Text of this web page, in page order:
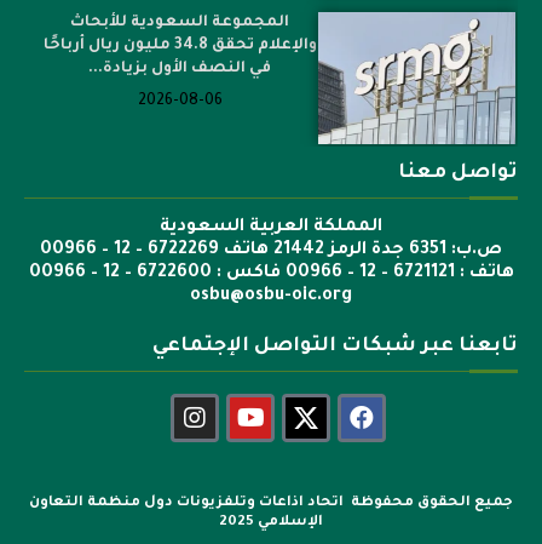
المجموعة السعودية للأبحاث
والإعلام تحقق 34.8 مليون ريال أرباحًا
في النصف الأول بزيادة...
2026-08-06
تواصل معنا
المملكة العربية السعودية
ص.ب: 6351 جدة الرمز 21442 هاتف 6722269 – 12 – 00966
هاتف : 6721121 – 12 – 00966 فاكس : 6722600 – 12 – 00966
osbu@osbu-oic.org
تابعنا عبر شبكات التواصل الإجتماعي
جميع الحقوق محفوظة اتحاد اذاعات وتلفزيونات دول منظمة التعاون
الإسلامي 2025